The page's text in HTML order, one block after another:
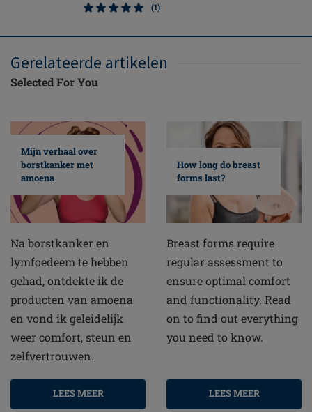
(1)
Gerelateerde artikelen
Selected For You
Mijn verhaal over
borstkanker met
amoena
Na borstkanker en
lymfoedeem te hebben
gehad, ontdekte ik de
producten van amoena
en vond ik geleidelijk
weer comfort, steun en
zelfvertrouwen.
LEES MEER
How long do breast
forms last?
Breast forms require
regular assessment to
ensure optimal comfort
and functionality. Read
on to find out everything
you need to know.
LEES MEER